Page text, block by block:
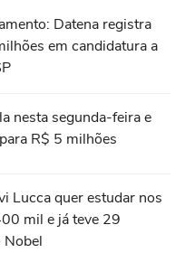
Datena registra
em candidatura a
nesta segunda-feira e
R$ 5 milhões
Lucca quer estudar nos
mil e já teve 29
Nobel